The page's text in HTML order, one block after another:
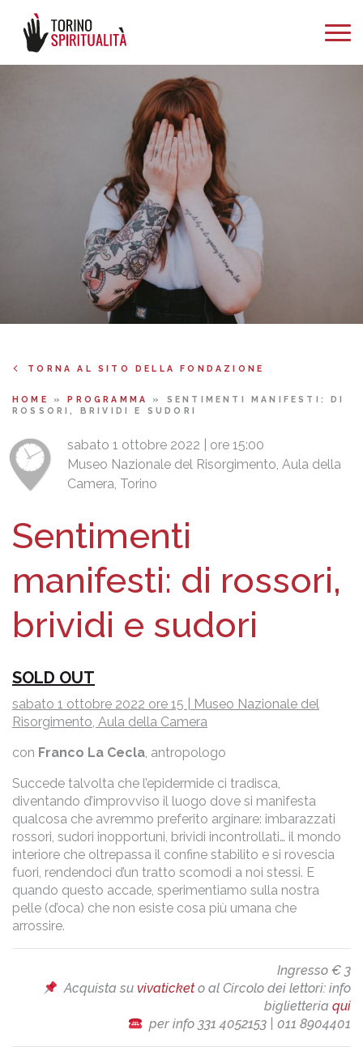
TORNA AL SITO DELLA FONDAZIONE
HOME »PROGRAMMA » SENTIMENTI MANIFESTI: DI
ROSSORI, BRIVIDI E SUDORI
sabato 1 ottobre 2022 | ore 15:00
Museo Nazionale del Risorgimento, Aula della
Camera, Torino
Sentimenti
manifesti: di rossori,
brividi e sudori
SOLD OUT
sabato 1 ottobre 2022 ore 15 | Museo Nazionale del
Risorgimento, Aula della Camera
con Franco La Cecla, antropologo
Succede talvolta che l’epidermide ci tradisca,
diventando d’improvviso il luogo dove si manifesta
qualcosa che avremmo preferito arginare: imbarazzati
rossori, sudori inopportuni, brividi incontrollati… il mondo
interiore che oltrepassa il confine stabilito e si rovescia
fuori, rendendoci d’un tratto scomodi a noi stessi. E
quando questo accade, sperimentiamo sulla nostra
pelle (d’oca) che non esiste cosa più umana che
arrossire.
Ingresso € 3
Acquista su vivaticketo al Circolo dei lettori: info
biglietteria qui
per info 331 4052153 | 011 8904401